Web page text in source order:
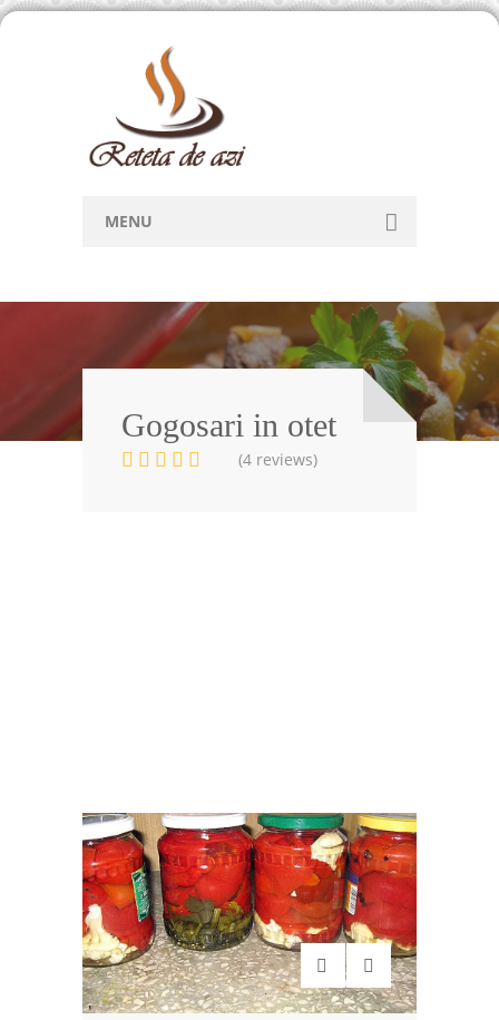
MENU
Articole
Forum
Contact
Gogosari in otet
(4 reviews)